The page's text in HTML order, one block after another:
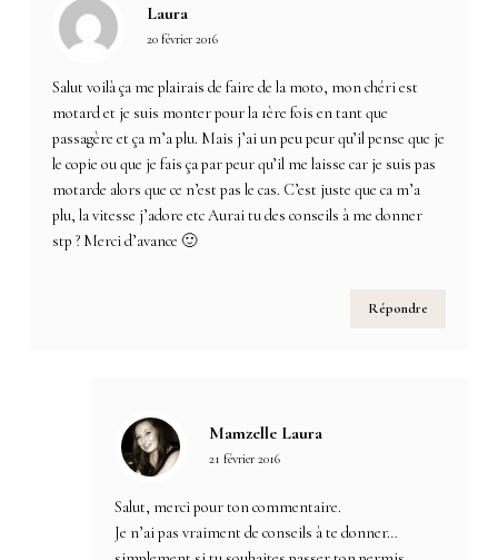
Laura
20 février 2016
Salut voilà ça me plairais de faire de la moto, mon chéri est
motard et je suis monter pour la 1ère fois en tant que
passagère et ça m’a plu. Mais j’ai un peu peur qu’il pense que je
le copie ou que je fais ça par peur qu’il me laisse car je suis pas
motarde alors que ce n’est pas le cas. C’est juste que ca m’a
plu, la vitesse j’adore etc Aurai tu des conseils à me donner
stp ? Merci d’avance 🙂
Répondre
Mamzelle Laura
21 février 2016
Salut, merci pour ton commentaire.
Je n’ai pas vraiment de conseils à te donner…